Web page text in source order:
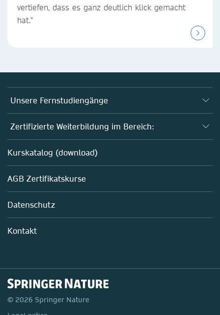
vertiefen, dass es ganz deutlich klick gemacht
hat."
Unsere Fernstudiengänge
Fernstudium Biologie
Fernstudium B. Sc. Chemie
Fernstudium M. Sc. Biotechnologie
Zertifizierte Weiterbildung im Bereich:
AZAV-geförderte Weiterbildungskurse
Biotechnologie
Chemie
Mitarbeiterführung im Labor
Kurskatalog (download)
AGB Zertifikatskurse
Datenschutz
Kontakt
© 2026 Springer Nature